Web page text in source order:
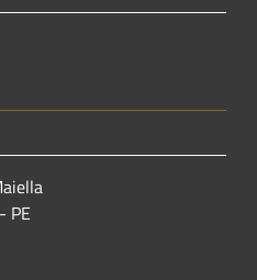
PE